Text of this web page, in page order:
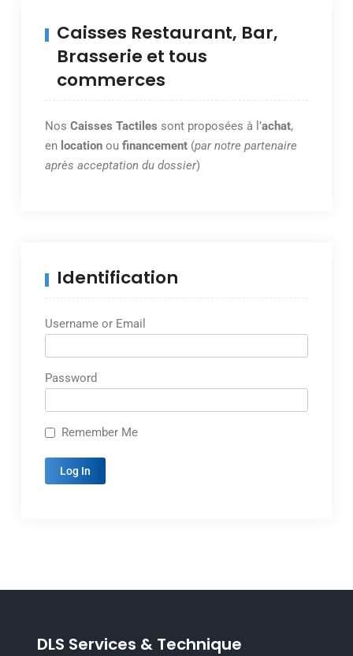
Caisses Restaurant, Bar,
Brasserie et tous
commerces
Nos Caisses Tactiles sont proposées à l’achat,
en locationou financement(par notre partenaire
après acceptation du dossier)
Identification
Username or Email
Password
Remember Me
DLS Services & Technique